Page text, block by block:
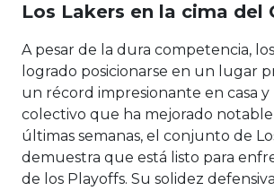
Los Lakers en la cima del
A pesar de la dura competencia,
logrado posicionarse en un lugar
un récord impresionante en casa
colectivo que ha mejorado
últimas semanas, el conjunto de
demuestra que está listo para
de los Playoffs. Su solidez